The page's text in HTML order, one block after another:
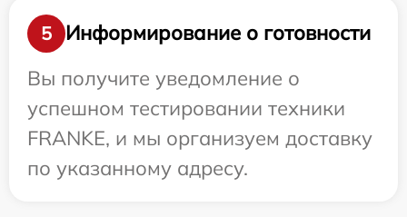
5
Информирование о готовности
Вы получите уведомление о
успешном тестировании техники
FRANKE, и мы организуем доставку
по указанному адресу.